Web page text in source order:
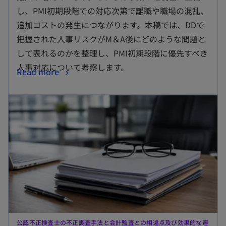
し、PMI初期段階での対応次第で離職や職場の混乱、
追加コストの発生につながります。本稿では、DDで
把握された人事リスクがM＆A後にどのような問題と
して表れるのかを整理し、PMI初期段階に優先すべき
人事対応について考察します。
Read more
公認不正検査士の不正調査手法と会計監査との相違点及び効果的な連